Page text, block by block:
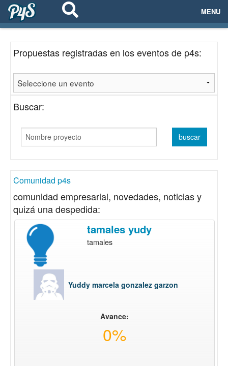
MENU
EVENTOS
EMPRESAS
PROYECTOS
NETWORKING
Propuestas registradas en los eventos de p4s:
Buscar:
Comunidad p4s
comunidad empresarial, novedades, noticias y
quizá una despedida:
tamales yudy
tamales
Yuddy marcela gonzalez garzon
Avance:
0%